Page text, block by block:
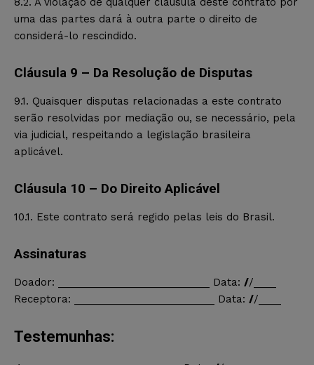
uma das partes dará à outra parte o direito de
considerá-lo rescindido.
Cláusula 9 – Da Resolução de Disputas
9.1. Quaisquer disputas relacionadas a este contrato
serão resolvidas por mediação ou, se necessário, pela
via judicial, respeitando a legislação brasileira
aplicável.
Cláusula 10 – Do Direito Aplicável
10.1. Este contrato será regido pelas leis do Brasil.
Assinaturas
Doador: ___________________________ Data: //____
Receptora: _________________________ Data: //____
Testemunhas: